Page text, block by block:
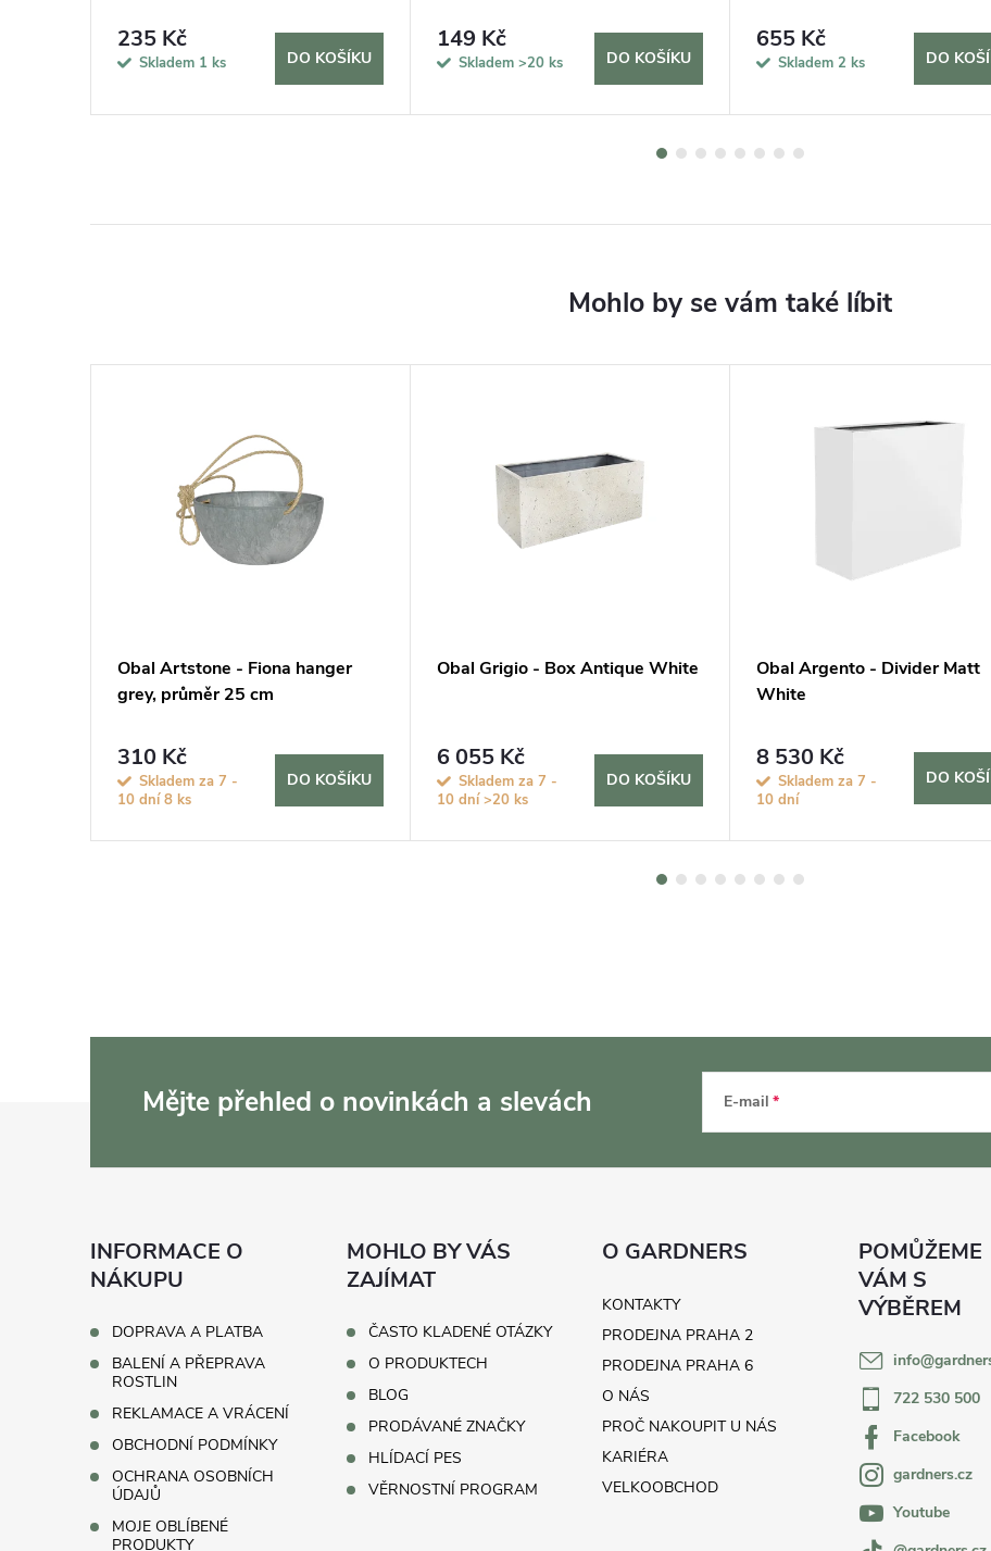
235 Kč
Skladem 1 ks DO KOŠÍKU
149 Kč
Skladem >20 ks DO KOŠÍKU
655 Kč
Skladem 2 ks DO
Obal Artstone - Fiona hanger
grey, průměr 25 cm
310 Kč
Skladem za 7 -
10 dní8 ks
DO KOŠÍKU
Obal Grigio - Box Antique White
6 055 Kč
Skladem za 7 -
10 dní>20 ks
DO KOŠÍKU
Obal Argento - Divider Matt
White
8 530 Kč
Skladem za 7 -
10 dní
DO
Mějte přehled o novinkách a slevách E-mail
INFORMACE O
NÁKUPU
DOPRAVA A PLATBA
BALENÍ A PŘEPRAVA
ROSTLIN
REKLAMACE A VRÁCENÍ
OBCHODNÍ PODMÍNKY
OCHRANA OSOBNÍCH
ÚDAJŮ
MOJE OBLÍBENÉ
PRODUKTY
MOHLO BY VÁS
ZAJÍMAT
ČASTO KLADENÉ OTÁZKY
O PRODUKTECH
BLOG
PRODÁVANÉ ZNAČKY
HLÍDACÍ PES
VĚRNOSTNÍ PROGRAM
O GARDNERS
KONTAKTY
PRODEJNA PRAHA 2
PRODEJNA PRAHA 6
O NÁS
PROČ NAKOUPIT U NÁS
KARIÉRA
VELKOOBCHOD
info@
722 530 500
Facebook
gardners.cz
Youtube